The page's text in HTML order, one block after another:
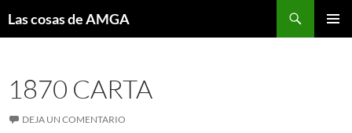
Las cosas de AMGA
1870 CARTA
DEJA UN COMENTARIO